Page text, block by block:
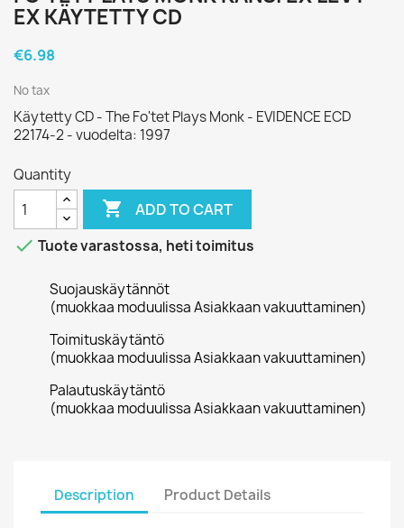
EX KÄYTETTY CD
€6.98
No tax
Käytetty CD - The Fo'tet Plays Monk - EVIDENCE ECD
22174-2 - vuodelta: 1997
Quantity
 ADD TO CART
 Tuote varastossa, heti toimitus
Suojauskäytännöt
(muokkaa moduulissa Asiakkaan vakuuttaminen)
Toimituskäytäntö
(muokkaa moduulissa Asiakkaan vakuuttaminen)
Palautuskäytäntö
(muokkaa moduulissa Asiakkaan vakuuttaminen)
Description Product Details